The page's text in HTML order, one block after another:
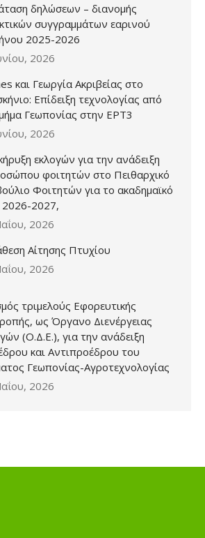
δηλώσεων – διανομής
συγγραμμάτων εαρινού
2025-2026
2026
και Γεωργία Ακριβείας στο
Επίδειξη τεχνολογίας από
Γεωπονίας στην ΕΡΤ3
2026
εκλογών για την ανάδειξη
φοιτητών στο Πειθαρχικό
Φοιτητών για το ακαδημαϊκό
2026-2027,
2026
Αίτησης Πτυχίου
2026
τριμελούς Εφορευτικής
ως Όργανο Διενέργειας
(Ο.Δ.Ε.), για την ανάδειξη
και Αντιπροέδρου του
Γεωπονίας-Αγροτεχνολογίας
2026